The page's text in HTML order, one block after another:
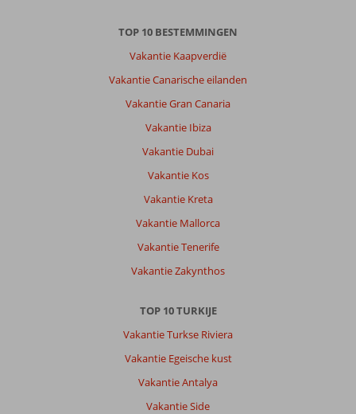
TOP 10 BESTEMMINGEN
Vakantie Kaapverdië
Vakantie Canarische eilanden
Vakantie Gran Canaria
Vakantie Ibiza
Vakantie Dubai
Vakantie Kos
Vakantie Kreta
Vakantie Mallorca
Vakantie Tenerife
Vakantie Zakynthos
TOP 10 TURKIJE
Vakantie Turkse Riviera
Vakantie Egeische kust
Vakantie Antalya
Vakantie Side